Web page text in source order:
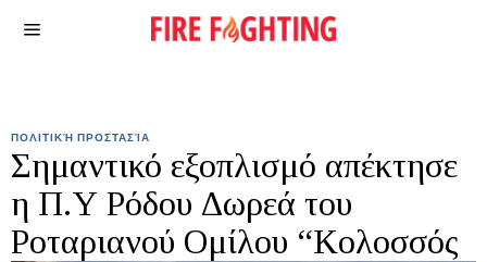
ΠΟΛΙΤΙΚΉ ΠΡΟΣΤΑΣΊΑ
Σημαντικό εξοπλισμό απέκτησε
η Π.Υ Ρόδου Δωρεά του
Ροταριανού Ομίλου “Κολοσσός